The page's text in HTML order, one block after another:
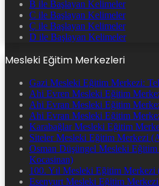
B ile Başlayan Kelimeler
C ile Başlayan Kelimeler
Ç ile Başlayan Kelimeler
D ile Başlayan Kelimeler
Mesleki Eğitim Merkezleri
Gazi Mesleki Eğitim Merkezi:
Ahi Evren Mesleki Eğitim
Ahi Evran Mesleki Eğitim
Ahi Evran Mesleki Eğitim
Karabağlar Mesleki Eğitim
Siteler Mesleki Eğitim Merkezi
Osman Düşüngel Mesleki
Kocasinan)
100. Yıl Mesleki Eğitim
Esenyurt Mesleki Eğitim